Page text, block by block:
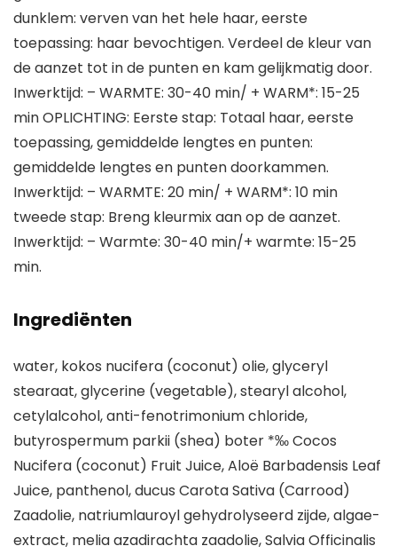
dunklem: verven van het hele haar, eerste
toepassing: haar bevochtigen. Verdeel de kleur van
de aanzet tot in de punten en kam gelijkmatig door.
Inwerktijd: – WARMTE: 30-40 min/ + WARM*: 15-25
min OPLICHTING: Eerste stap: Totaal haar, eerste
toepassing, gemiddelde lengtes en punten:
gemiddelde lengtes en punten doorkammen.
Inwerktijd: – WARMTE: 20 min/ + WARM*: 10 min
tweede stap: Breng kleurmix aan op de aanzet.
Inwerktijd: – Warmte: 30-40 min/+ warmte: 15-25
min.
Ingrediënten
water, kokos nucifera (coconut) olie, glyceryl
stearaat, glycerine (vegetable), stearyl alcohol,
cetylalcohol, anti-fenotrimonium chloride,
butyrospermum parkii (shea) boter *‰ Cocos
Nucifera (coconut) Fruit Juice, Aloë Barbadensis Leaf
Juice, panthenol, ducus Carota Sativa (Carrood)
Zaadolie, natriumlauroyl gehydrolyseerd zijde, algae-
extract, melia azadirachta zaadolie, Salvia Officinalis